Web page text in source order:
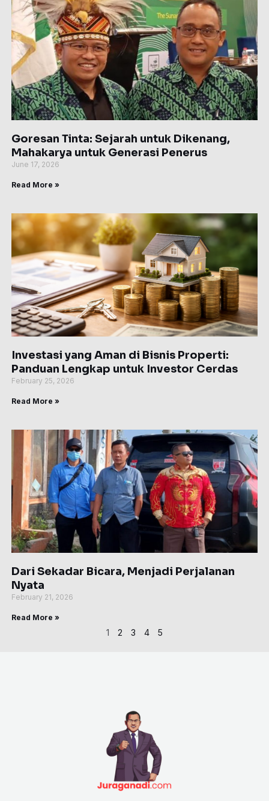
Goresan Tinta: Sejarah untuk Dikenang,
Mahakarya untuk Generasi Penerus
June 17, 2026
Read More »
Investasi yang Aman di Bisnis Properti:
Panduan Lengkap untuk Investor Cerdas
February 25, 2026
Read More »
Dari Sekadar Bicara, Menjadi Perjalanan
Nyata
February 21, 2026
Read More »
1 2 3 4 5